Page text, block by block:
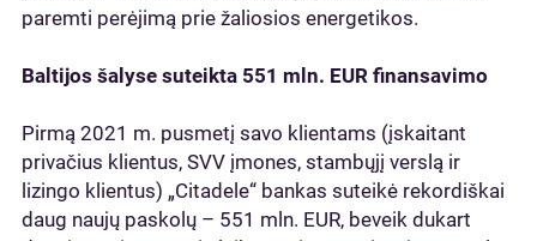
paremti perėjimą prie žaliosios energetikos.
Baltijos šalyse suteikta 551 mln. EUR finansavimo
Pirmą 2021 m. pusmetį savo klientams (įskaitant
privačius klientus, SVV įmones, stambųjį verslą ir
lizingo klientus) „Citadele“ bankas suteikė rekordiškai
daug naujų paskolų – 551 mln. EUR, beveik dukart